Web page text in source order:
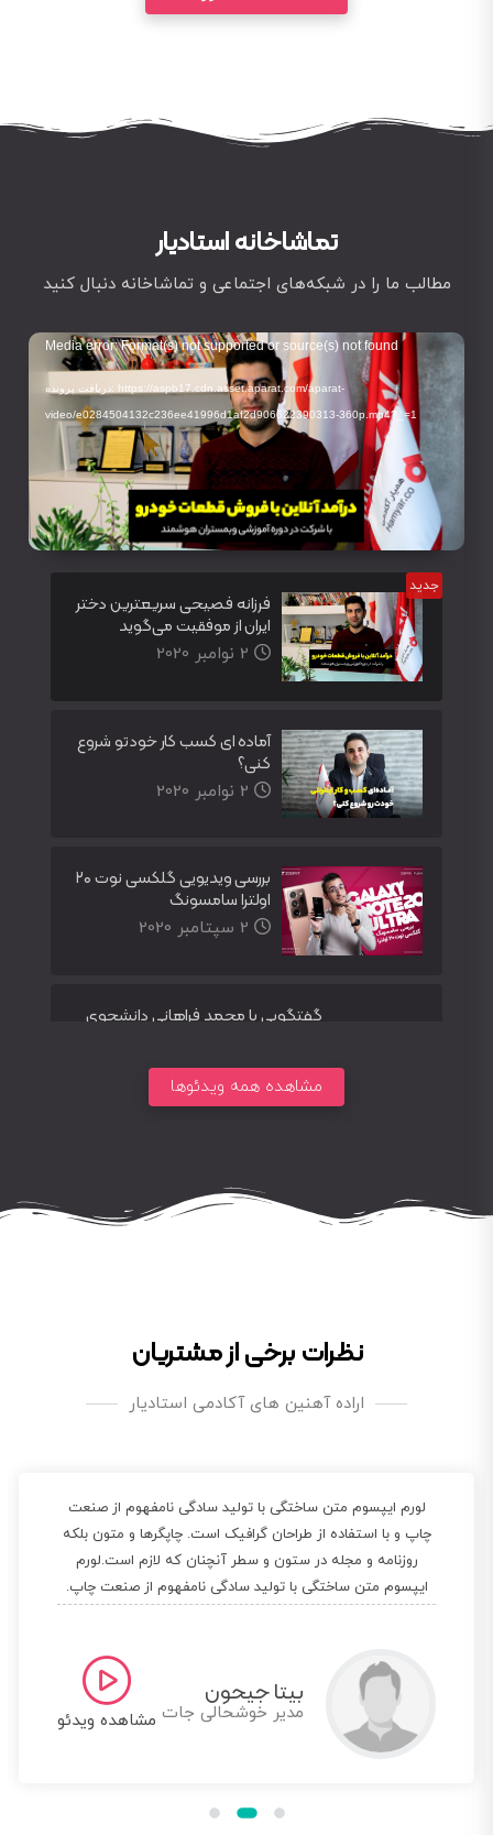
تماشاخانه استادیار
مطالب ما را در شبکه‌های اجتماعی و تماشاخانه دنبال کنید
نمایشگر
ویدیو
Media error: Format(s) not supported or source(s) not found
دریافت پرونده: https://aspb17.cdn.asset.aparat.com/aparat-
video/e0284504132c236ee41996d1af2d906622390313-360p.mp4?_=1
فرزانه فصیحی سریعترین دختر
ایران از موفقیت می‌گوید
آماده ای کسب کار خودتو شروع
کنی؟
بررسی ویدیویی گلکسی نوت ۲۰
اولترا سامسونگ
گفتگویی با محمد فراهانی دانشجوی
2 آگوست 2020
مشاهده همه ویدئوها
نظرات برخی از مشتریان
اراده آهنین های آکادمی استادیار
لورم ایپسوم متن ساختگی با تولید سادگی نامفهوم از صنعت
چاپ و با استفاده از طراحان گرافیک است. چاپگرها و متون بلکه
روزنامه و مجله در ستون و سطر آنچنان که لازم است.لورم
ایپسوم متن ساختگی با تولید سادگی نامفهوم از صنعت چاپ.
علی اقدم
مدیر بتر استدیو مشاهده ویدئو